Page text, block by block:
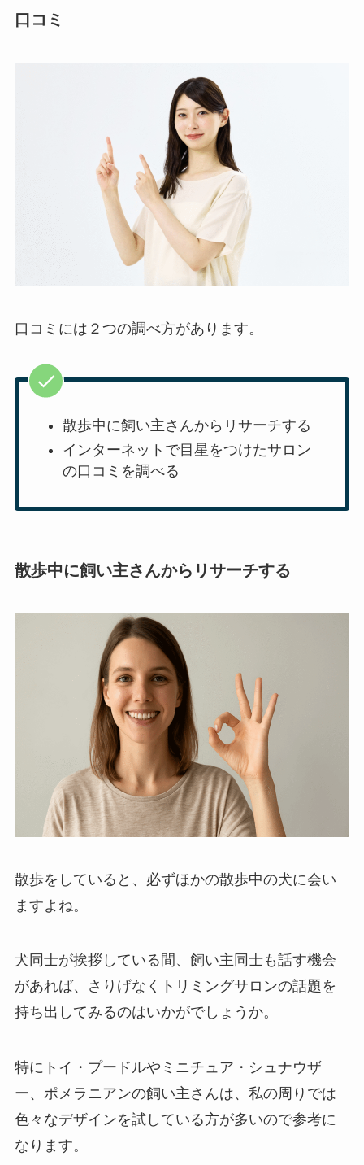
口コミ
口コミには２つの調べ方があります。
散歩中に飼い主さんからリサーチする
インターネットで目星をつけたサロン
の口コミを調べる
散歩中に飼い主さんからリサーチする
散歩をしていると、必ずほかの散歩中の犬に会い
ますよね。
犬同士が挨拶している間、飼い主同士も話す機会
があれば、さりげなくトリミングサロンの話題を
持ち出してみるのはいかがでしょうか。
特にトイ・プードルやミニチュア・シュナウザ
ー、ポメラニアンの飼い主さんは、私の周りでは
色々なデザインを試している方が多いので参考に
なります。